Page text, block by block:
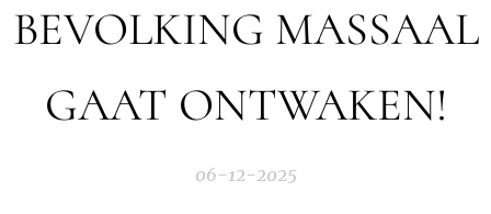
BEVOLKING MASSAAL
GAAT ONTWAKEN!
06-12-2025